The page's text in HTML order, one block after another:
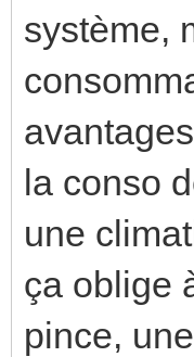
système,
la conso
une
ça oblige
pince,